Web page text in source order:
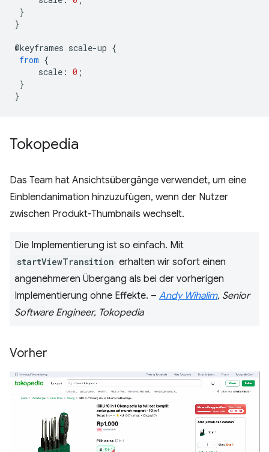
}
}
@keyframes scale-up {
from {
scale : 0 ;
}
}
Tokopedia
Das Team hat Ansichtsübergänge verwendet, um eine
Einblendanimation hinzuzufügen, wenn der Nutzer
zwischen Produkt-Thumbnails wechselt.
Die Implementierung ist so einfach. Mit
startViewTransition erhalten wir sofort einen
angenehmeren Übergang als bei der vorherigen
Implementierung ohne Effekte. – Andy Wihalim, Senior
Software Engineer, Tokopedia
Vorher